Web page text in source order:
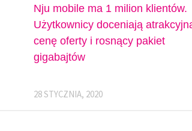
Nju mobile ma 1 milion klientów.
Użytkownicy doceniają
cenę oferty i rosnący pakiet
gigabajtów
28 STYCZNIA, 2020